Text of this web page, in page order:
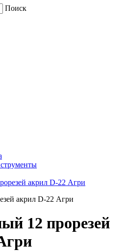
Поиск
акрил D-22 Агри
12 прорезей